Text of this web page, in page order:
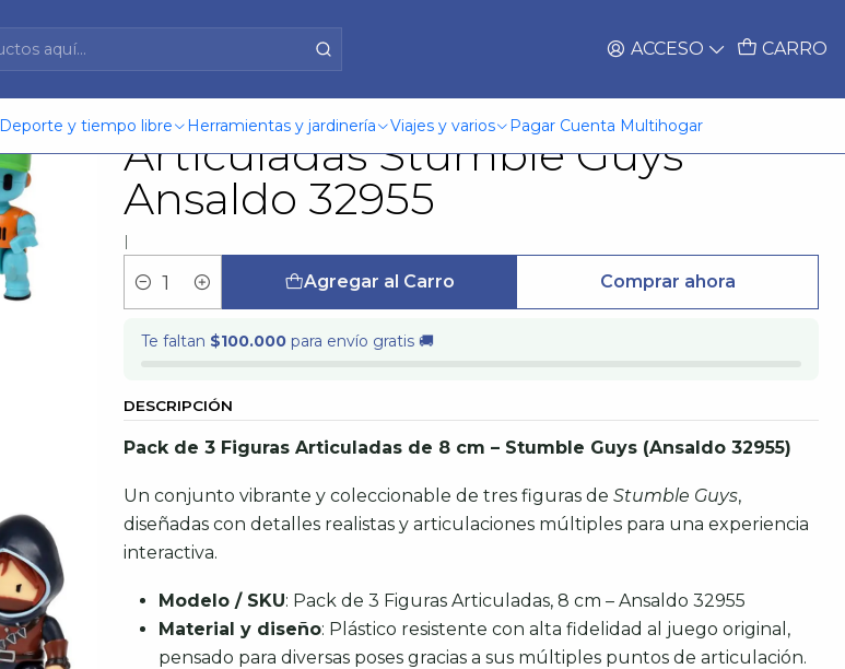
ACCESO CARRO
Deporte y tiempo libre Herramientas y jardinería Viajes y varios Pagar Cuenta Multihogar
Pack 3 Figuras 8 Cms
Articuladas Stumble Guys
Ansaldo 32955
|
Cantidad
Agregar al Carro Comprar ahora
Te faltan $100.000 para envío gratis 🚚
DESCRIPCIÓN
Pack de 3 Figuras Articuladas de 8 cm – Stumble Guys (Ansaldo 32955)
Un conjunto vibrante y coleccionable de tres figuras de Stumble Guys,
diseñadas con detalles realistas y articulaciones múltiples para una experiencia
interactiva.
Modelo / SKU: Pack de 3 Figuras Articuladas, 8 cm – Ansaldo 32955
Material y diseño: Plástico resistente con alta fidelidad al juego original,
pensado para diversas poses gracias a sus múltiples puntos de articulación.